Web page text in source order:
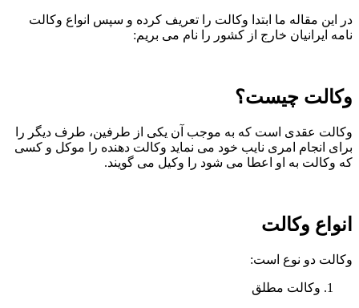
در این مقاله ما ابتدا وکالت را تعریف کرده و سپس انواع وکالت
نامه ایرانیان خارج از کشور را نام می بریم:
وکالت چیست؟
وکالت عقدی است که به موجب آن یکی از طرفین، طرف دیگر را
برای انجام امری نایب خود می نماید وکالت دهنده را موکل و کسی
که وکالت به او اعطا می شود را وکیل می گویند.
انواع وکالت
وکالت دو نوع است:
وکالت مطلق